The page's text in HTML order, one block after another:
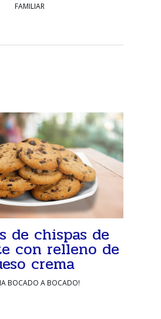
FAMILIAR
de chispas de
con relleno de
crema
BOCADO A BOCADO!